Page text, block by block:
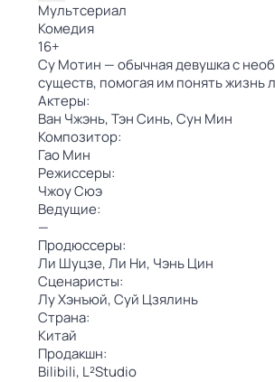
Мультсериал
Комедия
16+
Су Мотин — обычная девушка с
существ, помогая им понять жизнь
Актеры:
Ван Чжэнь,Тэн Синь,Сун Мин
Композитор:
Гао Мин
Режиссеры:
Чжоу Сюэ
Ведущие:
—
Продюссеры:
Ли Шуцзе,Ли Ни, Чэнь Цин
Сценаристы:
Лу Хэнъюй,Суй Цзялинь
Страна:
Китай
Продакшн:
Bilibili, L²Studio